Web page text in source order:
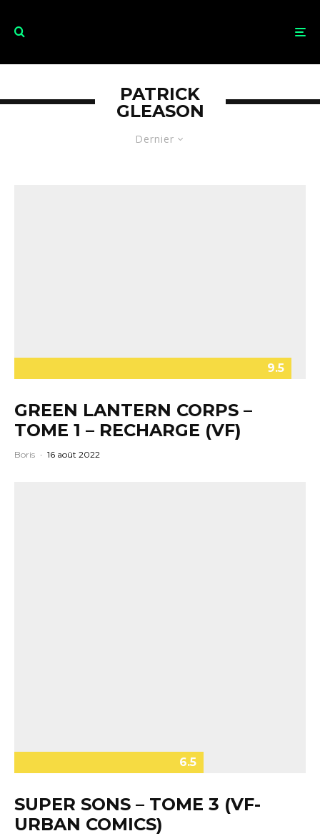
Dernier
PATRICK
GLEASON
9.5
GREEN LANTERN CORPS –
TOME 1 – RECHARGE (VF)
Boris · 16 août 2022
6.5
SUPER SONS – TOME 3 (VF-
URBAN COMICS)